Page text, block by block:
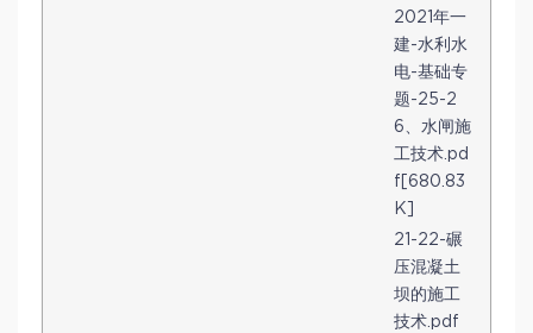
2021年一
建-水利水
电-基础专
题-25-2
6、水闸施
工技术.pd
f[680.83
K]
21-22-碾
压混凝土
坝的施工
技术.pdf